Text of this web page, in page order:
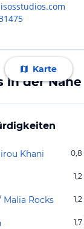
Karte
in der Nähe
Khani 0,8
1,2
Malia Rocks 1,2
1,7